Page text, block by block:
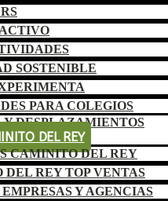
SOSTENIBLE
PARA COLEGIOS
DESPLAZAMIENTOS
DEL REY
CAMINITO DEL REY
REY TOP VENTAS
Y AGENCIAS